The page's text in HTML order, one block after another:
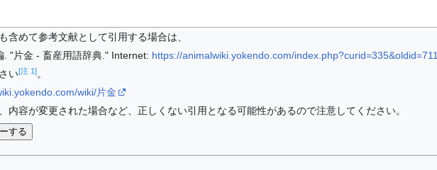
含めて参考文献として引用する場合は、
. "片金 - 畜産用語辞典." Internet: https://animalwiki.yokendo.com/index.php?curid=335&oldid=711
い[注 1]。
wiki/片金
内容が変更された場合など、正しくない引用となる可能性があるので注意してください。
する